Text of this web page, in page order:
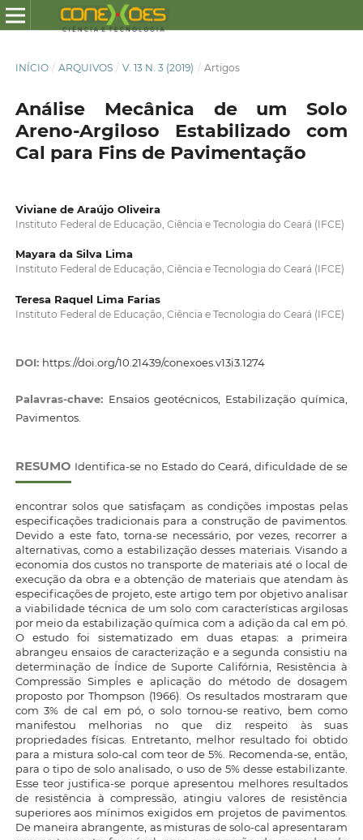
INÍCIO / ARQUIVOS / V. 13 N. 3 (2019) / Artigos
Análise Mecânica de um Solo
Areno-Argiloso Estabilizado com
Cal para Fins de Pavimentação
Viviane de Araújo Oliveira
Instituto Federal de Educação, Ciência e Tecnologia do Ceará (IFCE)
Mayara da Silva Lima
Instituto Federal de Educação, Ciência e Tecnologia do Ceará (IFCE)
Teresa Raquel Lima Farias
Instituto Federal de Educação, Ciência e Tecnologia do Ceará (IFCE)
DOI: https://doi.org/10.21439/conexoes.v13i3.1274
Palavras-chave: Ensaios geotécnicos, Estabilização química,
Pavimentos.
RESUMO Identifica-se no Estado do Ceará, dificuldade de se
encontrar solos que satisfaçam as condições impostas pelas
especificações tradicionais para a construção de pavimentos.
Devido a este fato, torna-se necessário, por vezes, recorrer a
alternativas, como a estabilização desses materiais. Visando a
economia dos custos no transporte de materiais até o local de
execução da obra e a obtenção de materiais que atendam às
especificações de projeto, este artigo tem por objetivo analisar
a viabilidade técnica de um solo com características argilosas
por meio da estabilização química com a adição da cal em pó.
O estudo foi sistematizado em duas etapas: a primeira
abrangeu ensaios de caracterização e a segunda consistiu na
determinação de Índice de Suporte Califórnia, Resistência à
Compressão Simples e aplicação do método de dosagem
proposto por Thompson (1966). Os resultados mostraram que
com 3% de cal em pó, o solo tornou-se reativo, bem como
manifestou melhorias no que diz respeito às suas
propriedades físicas. Entretanto, melhor resultado foi obtido
para a mistura solo-cal com teor de 5%. Recomenda-se, então,
para o tipo de solo analisado, o uso de 5% desse estabilizante.
Esse teor justifica-se porque apresentou melhores resultados
de resistência à compressão, atingiu valores de resistência
superiores aos mínimos exigidos em projetos de pavimentos.
De maneira abrangente, as misturas de solo-cal apresentaram